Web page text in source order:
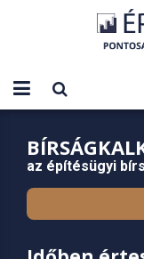
az építésügyi